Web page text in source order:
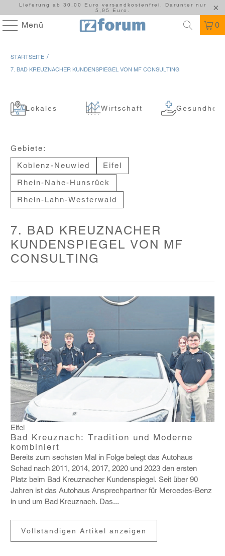
Lieferung ab 30,00 Euro versandkostenfrei. Darunter nur
5,95 Euro.
Menü 0
STARTSEITE /
7. BAD KREUZNACHER KUNDENSPIEGEL VON MF CONSULTING
Lokales Wirtschaft Gesundheit
Gebiete:
Koblenz-Neuwied
Eifel
Rhein-Nahe-Hunsrück
Rhein-Lahn-Westerwald
7. BAD KREUZNACHER
KUNDENSPIEGEL VON MF
CONSULTING
Eifel
Bad Kreuznach: Tradition und Moderne
kombiniert
Bereits zum sechsten Mal in Folge belegt das Auto­haus
Schad nach 2011, 2014, 2017, 2020 und 2023 den ersten
Platz beim Bad Kreuz­nacher Kunden­spiegel. Seit über 90
Jahren ist das Auto­haus Ansprech­partner für Mercedes-Benz
in und um Bad Kreuz­nach. Das...
Vollständigen Artikel anzeigen